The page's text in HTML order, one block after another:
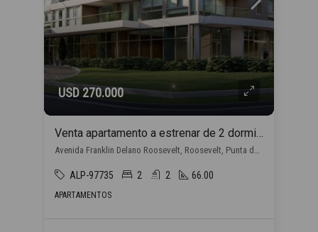
USD 270.000
Venta apartamento a estrenar de 2 dormitorios, en Punta del Este con financiación propia
Avenida Franklin Delano Roosevelt, Roosevelt, Punta del Este
ALP-97735 2 2 66.00
APARTAMENTOS